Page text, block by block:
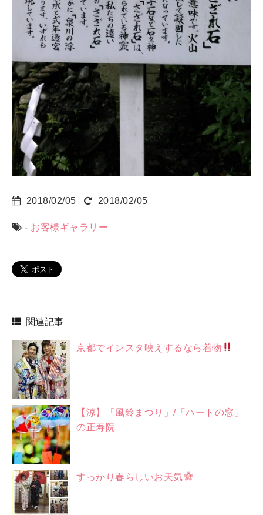
2018/02/05 2018/02/05
- お客様ギャラリー
関連記事
京都でインスタ映えするなら着物
【涼】「風鈴まつり」/「ハートの窓」
の正寿院
すっかり春らしいお天気